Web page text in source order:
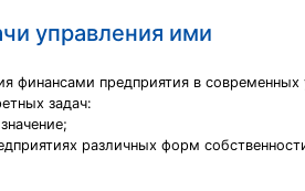
управления ими
предприятия в современных
задач:
различных форм